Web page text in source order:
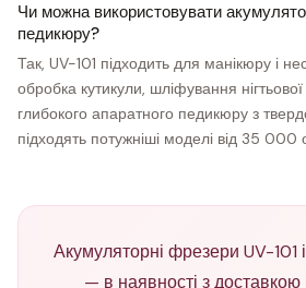
Чи можна використовувати
педикюру?
Так, UV-101 підходить для манікюру і
обробка кутикули, шліфування
глибокого апаратного педикюру з
підходять потужніші моделі від 35 000
Акумуляторні фрезери UV-101
— в наявності з доставкою